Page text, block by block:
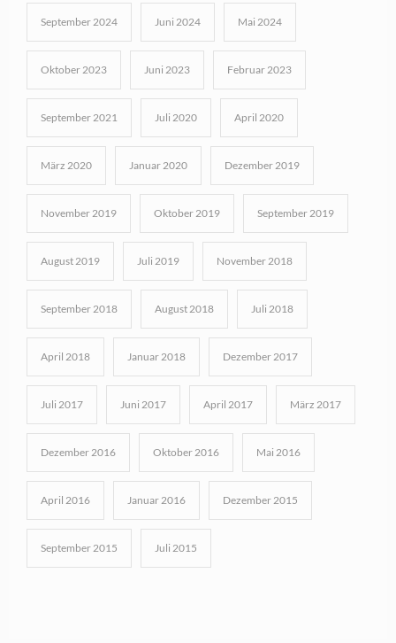
September 2024 Juni 2024 Mai 2024
Oktober 2023 Juni 2023 Februar 2023
September 2021 Juli 2020 April 2020
März 2020 Januar 2020 Dezember 2019
November 2019 Oktober 2019 September 2019
August 2019 Juli 2019 November 2018
September 2018 August 2018 Juli 2018
April 2018 Januar 2018 Dezember 2017
Juli 2017 Juni 2017 April 2017 März 2017
Dezember 2016 Oktober 2016 Mai 2016
April 2016 Januar 2016 Dezember 2015
September 2015 Juli 2015